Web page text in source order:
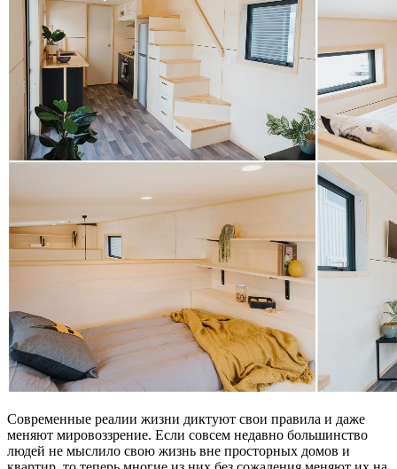
Современные реалии жизни диктуют свои правила и даже
меняют мировоззрение. Если совсем недавно большинство
людей не мыслило свою жизнь вне просторных домов и